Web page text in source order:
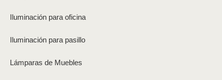
Iluminación para oficina
Iluminación para pasillo
Lámparas de Muebles